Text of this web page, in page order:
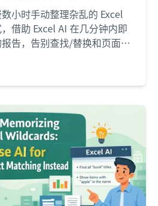
小时手动整理杂乱的 Excel
借助 Excel AI 在几分钟内即
告，告别查找/替换和页面设